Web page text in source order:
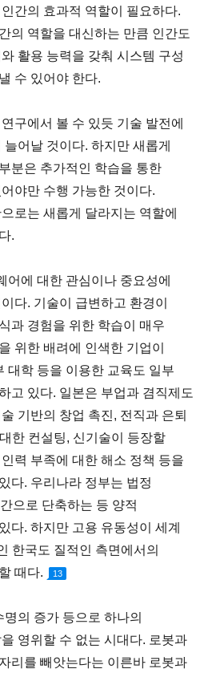
간의 효과적 역할이 필요하다.
의 역할을 대신하는 만큼 인간도
활용 능력을 갖춰 시스템 구성
수 있어야 한다.
구에서 볼 수 있듯 기술 발전에
어날 것이다. 하지만 새롭게
분은 추가적인 학습을 통한
야만 수행 가능한 것이다.
로는 새롭게 달라지는 역할에
.
어에 대한 관심이나 중요성에
다. 기술이 급변하고 환경이
과 경험을 위한 학습이 매우
위한 배려에 인색한 기업이
대학 등을 이용한 교육도 일부
고 있다. 일본은 부업과 겸직제도
기반의 창업 촉진, 전직과 은퇴
한 컨설팅, 신기술이 등장할
력 부족에 대한 해소 정책 등을
다. 우리나라 정부는 법정
으로 단축하는 등 양적
다. 하지만 고용 유동성이 세계
한국도 질적인 측면에서의
때다.
13
의 증가 등으로 하나의
영위할 수 없는 시대다. 로봇과
리를 빼앗는다는 이른바 로봇과